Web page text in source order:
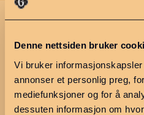
Denne nettsiden bruker
Vi bruker
annonser et personlig preg,
mediefunksjoner og for å
dessuten informasjon om
✥Søk
❊Bo og oppleve
❇︎Næring og